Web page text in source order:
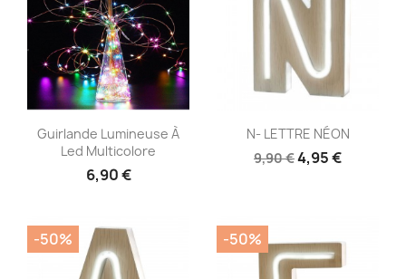
Aperçu rapide
Guirlande Lumineuse À
Led Multicolore
6,90 €
Aperçu rapide
N- LETTRE NÉON
9,90 €4,95 €
-50% -50%